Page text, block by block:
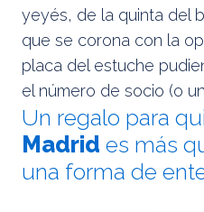
yeyés, de la quinta del
que se corona con la
placa del estuche
el número de socio (o
Un regalo para
Madrid es más
una forma de